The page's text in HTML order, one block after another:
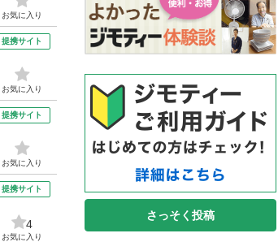
お気に入り
提携サイト
お気に入り
提携サイト
お気に入り
提携サイト
4
お気に入り
さっそく投稿